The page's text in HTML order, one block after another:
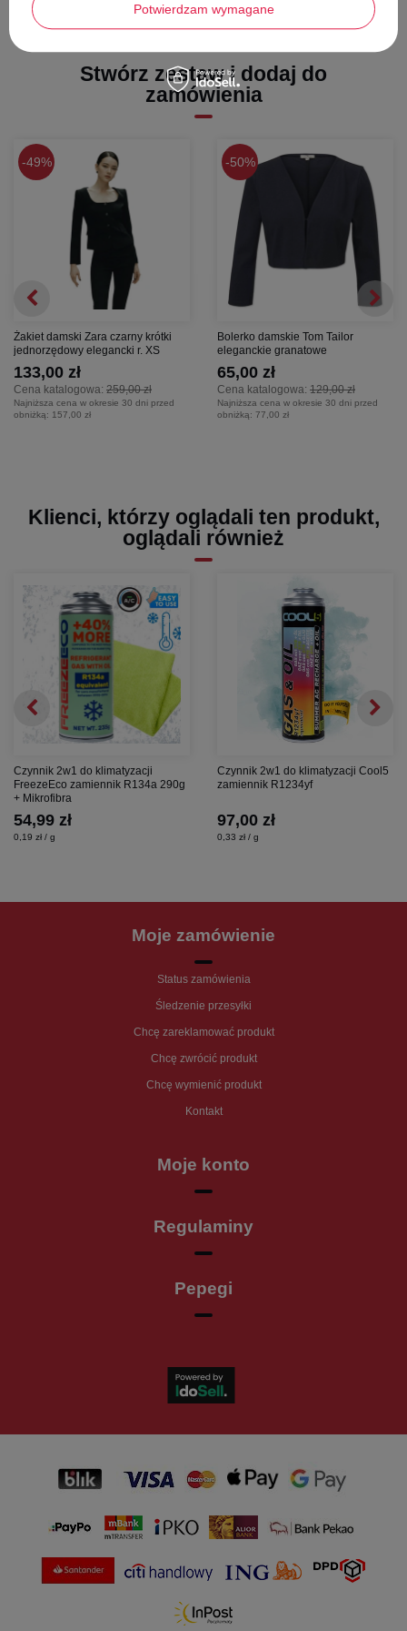
szerokość pod pachami- 48 cm
długość rękawa -58 cm
Stwórz zestaw i dodaj do
zamówienia
49%
Żakiet damski Zara czarny krótki
jednorzędowy elegancki r. XS
Cena katalogowa: 259,00 zł
133,00 zł
Najniższa cena w okresie 30 dni przed
obniżką: 157,00 zł
50%
Bolerko damskie Tom Tailor
eleganckie granatowe
Cena katalogowa: 129,00 zł
65,00 zł
Najniższa cena w okresie 30 dni przed
obniżką: 77,00 zł
Klienci, którzy oglądali ten produkt,
oglądali również
Czynnik 2w1 do klimatyzacji
FreezeEco zamiennik R134a 290g
+ Mikrofibra
54,99 zł
0,19 zł / g
Czynnik 2w1 do klimatyzacji Cool5
zamiennik R1234yf
97,00 zł
0,33 zł / g
Moje zamówienie
Status zamówienia
Śledzenie przesyłki
Chcę zareklamować produkt
Chcę zwrócić produkt
Chcę wymienić produkt
Kontakt
Moje konto
Regulaminy
Pepegi
Potwierdzam wymagane